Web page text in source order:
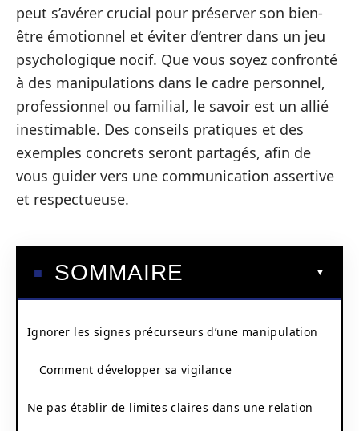
peut s’avérer crucial pour préserver son bien-
être émotionnel et éviter d’entrer dans un jeu
psychologique nocif. Que vous soyez confronté
à des manipulations dans le cadre personnel,
professionnel ou familial, le savoir est un allié
inestimable. Des conseils pratiques et des
exemples concrets seront partagés, afin de
vous guider vers une communication assertive
et respectueuse.
SOMMAIRE
Ignorer les signes précurseurs d’une manipulation
Comment développer sa vigilance
Ne pas établir de limites claires dans une relation